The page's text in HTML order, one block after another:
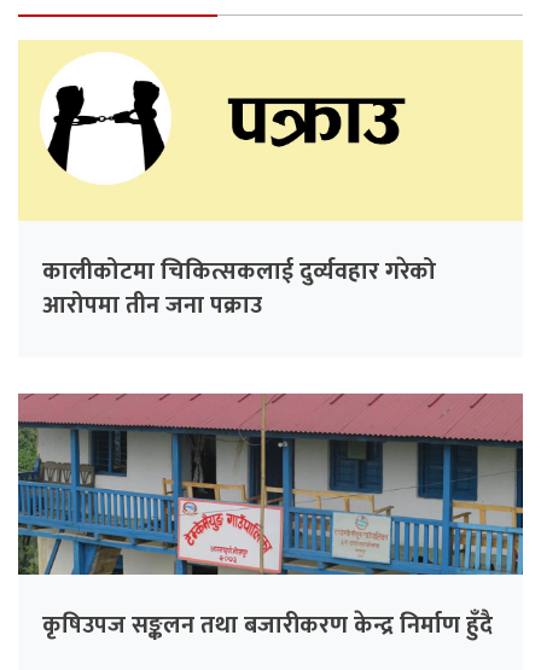
कालीकोटमा चिकित्सकलाई दुर्व्यवहार गरेको
आरोपमा तीन जना पक्राउ
कृषिउपज सङ्कलन तथा बजारीकरण केन्द्र निर्माण हुँदै